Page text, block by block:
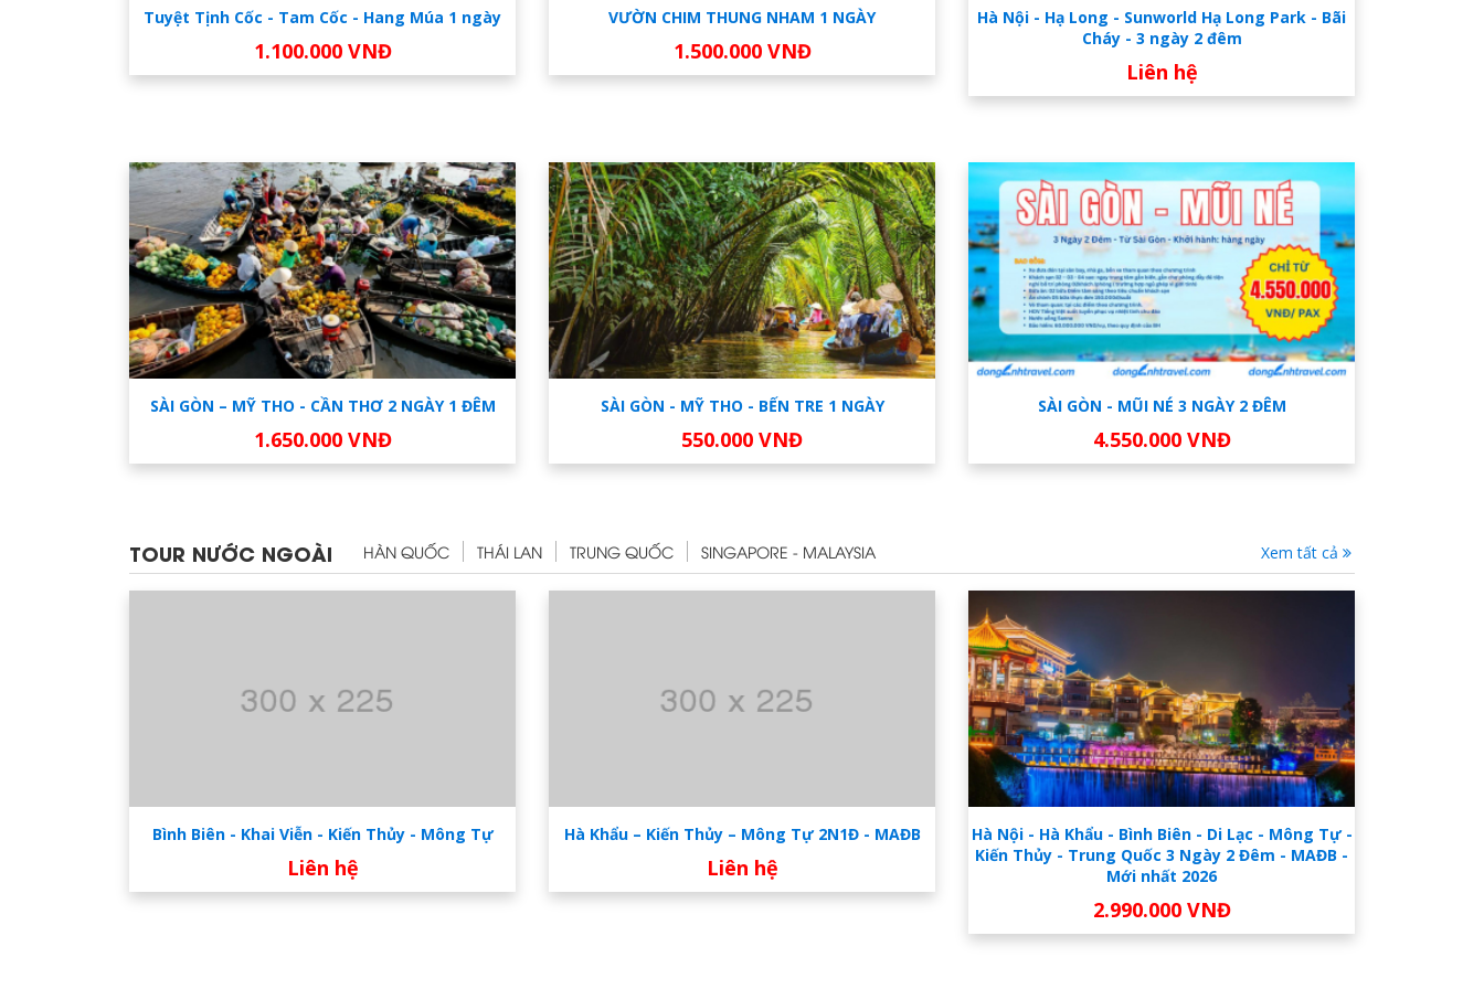
Tuyệt Tịnh Cốc - Tam Cốc - Hang Múa 1 ngày
1.100.000 VNĐ
VƯỜN CHIM THUNG NHAM 1 NGÀY
1.500.000 VNĐ
Hà Nội - Hạ Long - Sunworld Hạ Long Park - Bãi
Cháy - 3 ngày 2 đêm
Liên hệ
SÀI GÒN – MỸ THO - CẦN THƠ 2 NGÀY 1 ĐÊM
1.650.000 VNĐ
SÀI GÒN - MỸ THO - BẾN TRE 1 NGÀY
550.000 VNĐ
SÀI GÒN - MŨI NÉ 3 NGÀY 2 ĐÊM
4.550.000 VNĐ
TOUR NƯỚC NGOÀI HÀN QUỐC THÁI LAN TRUNG QUỐC SINGAPORE - MALAYSIA Xem tất cả
Bình Biên - Khai Viễn - Kiến Thủy - Mông Tự
Liên hệ
Hà Khẩu – Kiến Thủy – Mông Tự 2N1Đ - MAĐB
Liên hệ
Hà Nội - Hà Khẩu - Bình Biên - Di Lạc - Mông Tự -
Kiến Thủy - Trung Quốc 3 Ngày 2 Đêm - MAĐB -
Mới nhất 2026
2.990.000 VNĐ